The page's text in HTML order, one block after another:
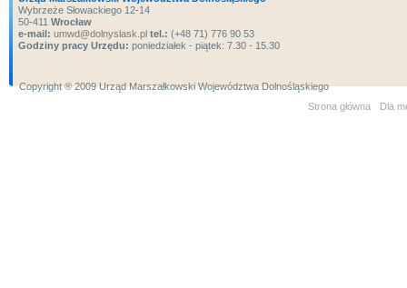
Wybrzeże Słowackiego 12-14
50-411 Wrocław
e-mail: umwd@dolnyslask.pl tel.: (+48 71) 776 90 53
Godziny pracy Urzędu: poniedziałek - piątek: 7.30 - 15.30
Copyright ® 2009 Urząd Marszałkowski Województwa Dolnośląskiego
Strona główna
Dla